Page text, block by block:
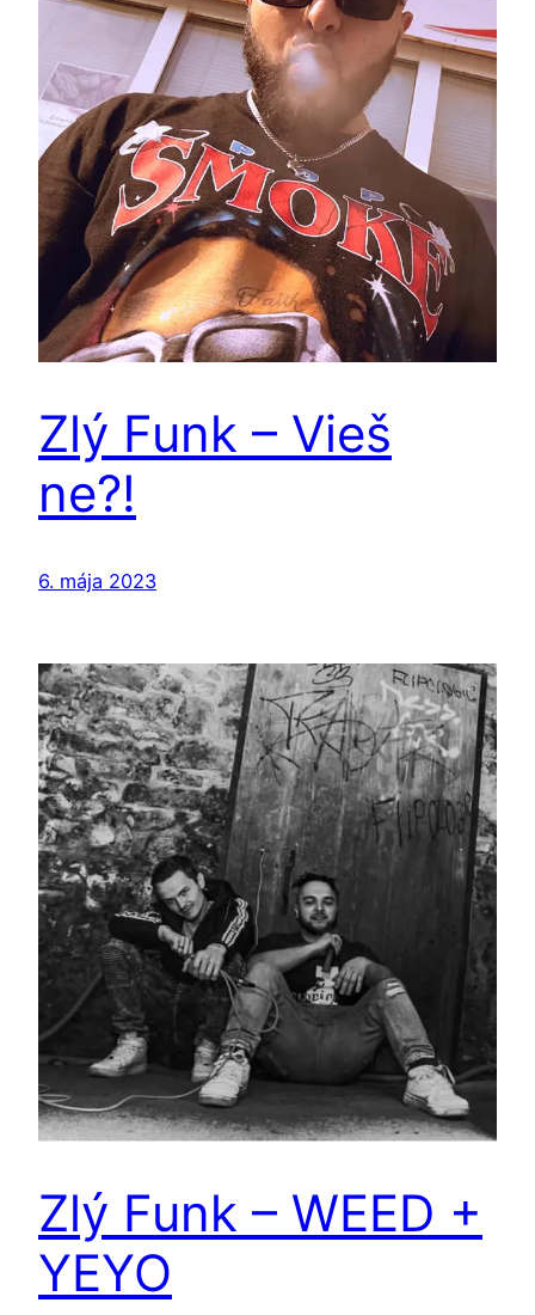
Zlý Funk – Vieš
ne?!
6. mája 2023
Zlý Funk – WEED +
YEYO